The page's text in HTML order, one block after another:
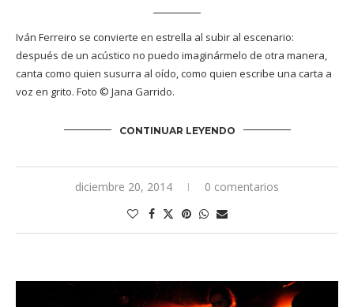
Iván Ferreiro se convierte en estrella al subir al escenario:
después de un acústico no puedo imaginármelo de otra manera,
canta como quien susurra al oído, como quien escribe una carta a
voz en grito. Foto © Jana Garrido.
CONTINUAR LEYENDO
diciembre 20, 2014 0 comentarios